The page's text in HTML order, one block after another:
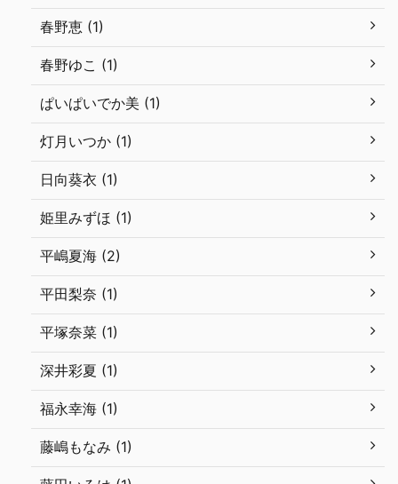
春野恵 (1)
春野ゆこ (1)
ぱいぱいでか美 (1)
灯月いつか (1)
日向葵衣 (1)
姫里みずほ (1)
平嶋夏海 (2)
平田梨奈 (1)
平塚奈菜 (1)
深井彩夏 (1)
福永幸海 (1)
藤嶋もなみ (1)